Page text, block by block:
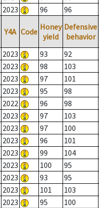
2023 96 96
Y4A Code Honey
yield
Defensive
behavior
2023 93 92
2023 98 103
2023 97 101
2023 95 98
2022 96 98
2023 97 103
2023 97 100
2023 96 101
2023 99 104
2023 100 95
2023 93 95
2023 101 103
2023 95 100